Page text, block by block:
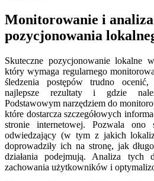
Monitorowanie i
pozycjonowania
Skuteczne pozycjonowanie lokalne
który wymaga regularnego
śledzenia postępów trudno ocenić,
najlepsze rezultaty i gdzie
Podstawowym narzędziem do
które dostarcza szczegółowych
stronie internetowej. Pozwala ono
odwiedzający (w tym z jakich
doprowadziły ich na stronę, jak
działania podejmują. Analiza tych
zachowania użytkowników i